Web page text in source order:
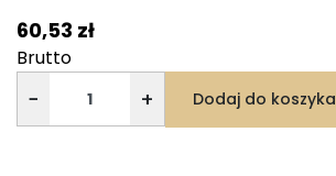
60,53 zł
Brutto
− + Dodaj do koszyka